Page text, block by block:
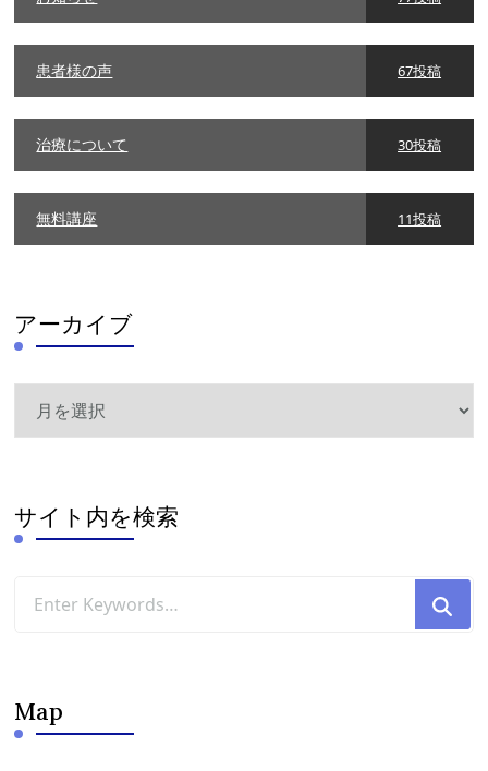
患者様の声 67投稿
治療について 30投稿
無料講座 11投稿
アーカイブ
サイト内を検索
for
Map